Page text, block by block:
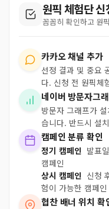
원픽 체험단
꼼꼼히 확인하고 원
카카오 채널 추가
선정 결과 및 중요
다. 신청 전 원픽체
네이버 방문자그
방문자 그래프가
습니다. 반드시 설
캠페인 분류 확인
정기 캠페인 발표
캠페인
상시 캠페인 신청
험이 가능한 캠페인
협찬 배너 위치 확